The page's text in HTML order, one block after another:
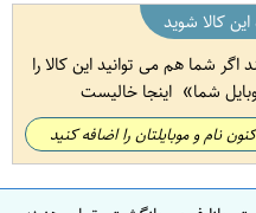
کالا شوید
اگر شما هم می توانید این کالا را
شما اینجا خالیست
نام و موبایلتان را اضافه کنید